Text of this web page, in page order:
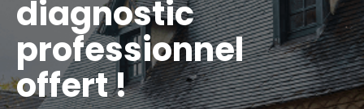
diagnostic
professionnel
offert !